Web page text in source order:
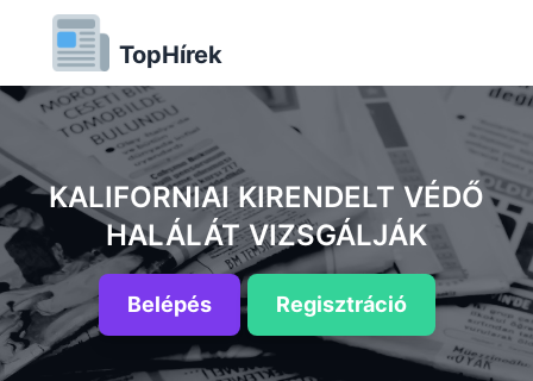
TopHírek
KALIFORNIAI KIRENDELT VÉDŐ
HALÁLÁT VIZSGÁLJÁK
Belépés Regisztráció